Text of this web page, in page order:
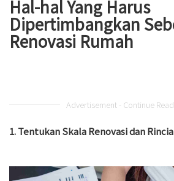
Hal-hal Yang Harus
Dipertimbangkan
Renovasi Rumah
Advertisement - Continue
1. Tentukan Skala Renovasi dan